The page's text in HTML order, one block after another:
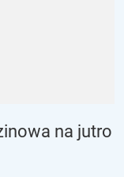
na jutro